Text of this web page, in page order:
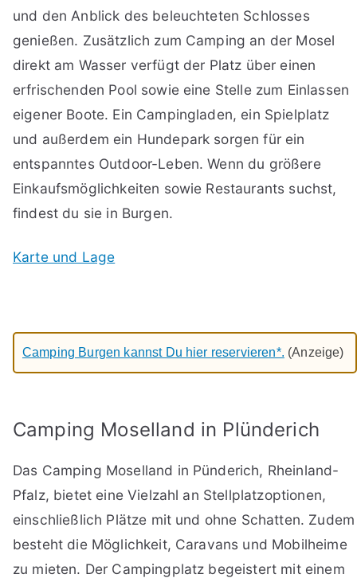
und den Anblick des beleuchteten Schlosses
genießen. Zusätzlich zum Camping an der Mosel
direkt am Wasser verfügt der Platz über einen
erfrischenden Pool sowie eine Stelle zum Einlassen
eigener Boote. Ein Campingladen, ein Spielplatz
und außerdem ein Hundepark sorgen für ein
entspanntes Outdoor-Leben. Wenn du größere
Einkaufsmöglichkeiten sowie Restaurants suchst,
findest du sie in Burgen.
Karte und Lage
Camping Burgen kannst Du hier reservieren*. (Anzeige)
Camping Moselland in Plünderich
Das Camping Moselland in Pünderich, Rheinland-
Pfalz, bietet eine Vielzahl an Stellplatzoptionen,
einschließlich Plätze mit und ohne Schatten. Zudem
besteht die Möglichkeit, Caravans und Mobilheime
zu mieten. Der Campingplatz begeistert mit einem